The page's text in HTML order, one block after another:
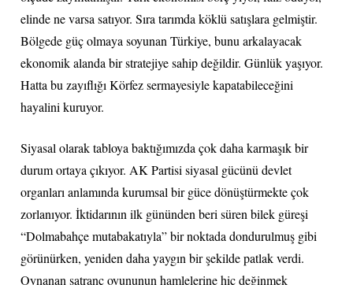
elinde ne varsa satıyor. Sıra tarımda köklü satışlara gelmiştir.
Bölgede güç olmaya soyunan Türkiye, bunu arkalayacak
ekonomik alanda bir stratejiye sahip değildir. Günlük yaşıyor.
Hatta bu zayıflığı Körfez sermayesiyle kapatabileceğini
hayalini kuruyor.
Siyasal olarak tabloya baktığımızda çok daha karmaşık bir
durum ortaya çıkıyor. AK Partisi siyasal gücünü devlet
organları anlamında kurumsal bir güce dönüştürmekte çok
zorlanıyor. İktidarının ilk gününden beri süren bilek güreşi
“Dolmabahçe mutabakatıyla” bir noktada dondurulmuş gibi
görünürken, yeniden daha yaygın bir şekilde patlak verdi.
Oynanan satranç oyununun hamlelerine hiç değinmek